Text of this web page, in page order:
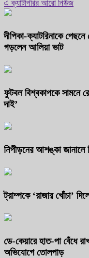
এ ক্যাটাগরির আরো নিউজ
দীপিকা-ক্যাটরিনাকে
গড়লেন আলিয়া ভাট
ফুটবল বিশ্বকাপকে সামনে
দাই’
নিপীড়নের আশঙ্কা জানালে
ট্রাম্পকে ‘রাজার খোঁচা’
ডে-কেয়ারে হাত-পা বেঁধে
অভিযোগে তোলপাড়